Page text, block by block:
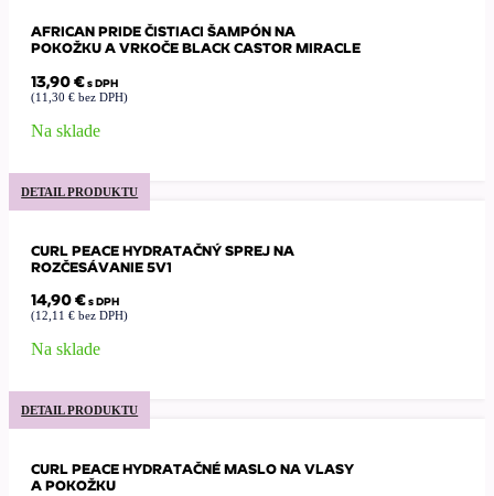
AFRICAN PRIDE ČISTIACI ŠAMPÓN NA
POKOŽKU A VRKOČE BLACK CASTOR MIRACLE
13,90€s DPH
(11,30 € bez DPH)
Na sklade
DETAIL PRODUKTU
CURL PEACE HYDRATAČNÝ SPREJ NA
ROZČESÁVANIE 5V1
14,90€s DPH
(12,11 € bez DPH)
Na sklade
DETAIL PRODUKTU
CURL PEACE HYDRATAČNÉ MASLO NA VLASY
A POKOŽKU